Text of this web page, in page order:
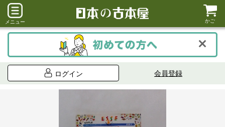
メニュー かご
ログイン 会員登録